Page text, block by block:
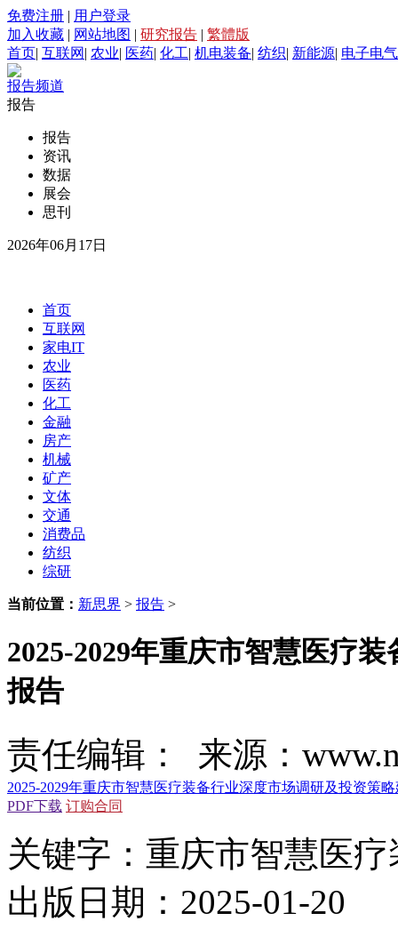
免费注册 | 用户登录
加入收藏 | 网站地图 | 研究报告 | 繁體版
首页| 互联网 | 农业| 医药| 化工| 机电装备| 纺织| 新能源| 电子电气
报告频道
报告
报告
资讯
数据
展会
思刊
2026年06月17日
首页
互联网
家电IT
农业
医药
化工
金融
房产
机械
矿产
文体
交通
消费品
纺织
综研
当前位置： 新思界 > 报告 >
2025-2029年重庆市智慧医疗
报告
责任编辑： 来源：
2025-2029年重庆市智慧医疗装备行业深度市场调研及投资策
PDF下载 订购合同
关键字：重庆市智慧医疗
出版日期：2025-01-20